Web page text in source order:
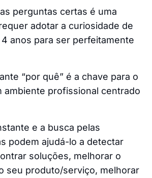
perguntas certas é uma
adotar a curiosidade de
anos para ser perfeitamente
“por quê” é a chave para o
ambiente profissional centrado
e a busca pelas
podem ajudá-lo a detectar
soluções, melhorar o
seu produto/serviço, melhorar